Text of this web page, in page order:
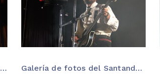
Álbum de fotos | Romeo Santos y Prince Royce en Santander Galería de fotos del Santander Music 2026 | Onda Marina